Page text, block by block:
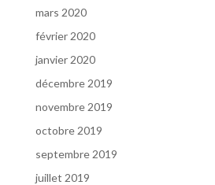
mars 2020
février 2020
janvier 2020
décembre 2019
novembre 2019
octobre 2019
septembre 2019
juillet 2019